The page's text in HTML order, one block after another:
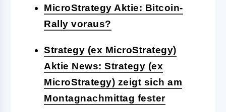
MicroStrategy Aktie: Bitcoin-
Rally voraus?
Strategy (ex MicroStrategy)
Aktie News: Strategy (ex
MicroStrategy) zeigt sich am
Montagnachmittag fester